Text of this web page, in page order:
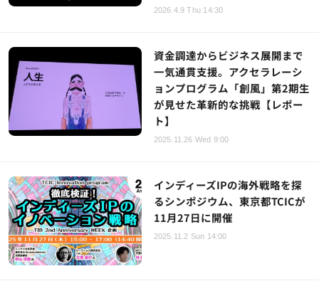
2026.4.9 Thu 14:30
資金調達からビジネス展開まで
一気通貫支援。アクセラレーシ
ョンプログラム「創風」第2期生
が見せた革新的な挑戦【レポー
ト】
2025.11.26 Wed 9:00
インディーズIPの海外戦略を探
るシンポジウム、東京都TCICが
11月27日に開催
2025.11.2 Sun 14:00